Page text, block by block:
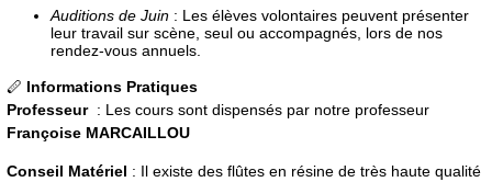
Auditions de Juin : Les élèves volontaires peuvent présenter
leur travail sur scène, seul ou accompagnés, lors de nos
rendez-vous annuels.
🪈 Informations Pratiques
Professeur : Les cours sont dispensés par notre professeur
Françoise MARCAILLOU
Conseil Matériel : Il existe des flûtes en résine de très haute qualité